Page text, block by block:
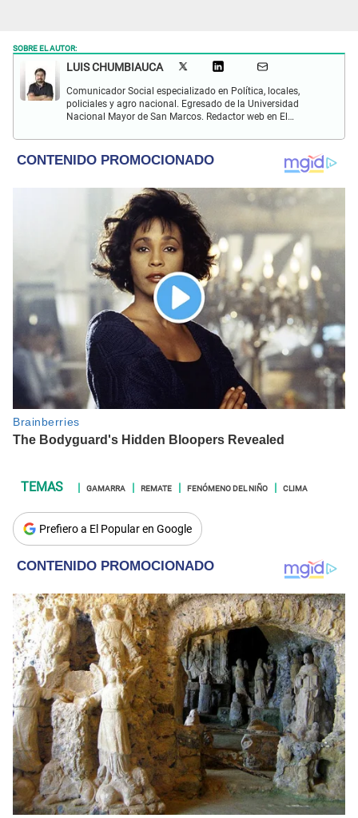
SOBRE EL AUTOR:
LUIS CHUMBIAUCA
Comunicador Social especializado en Política, locales,
policiales y agro nacional. Egresado de la Universidad
Nacional Mayor de San Marcos. Redactor web en El
Sociología, Historia, Matemáticas, Psicología, Filosofía,
películas y series.
GAMARRA REMATE FENÓMENO DEL NIÑO CLIMA
Prefiero a El Popular en Google